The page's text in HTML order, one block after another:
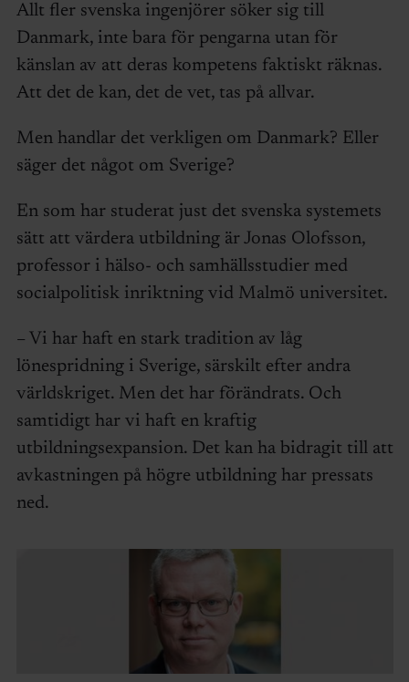
Allt fler svenska ingenjörer söker sig till
Danmark, inte bara för pengarna utan för
känslan av att deras kompetens faktiskt räknas.
Att det de kan, det de vet, tas på allvar.
Men handlar det verkligen om Danmark? Eller
säger det något om Sverige?
En som har studerat just det svenska systemets
sätt att värdera utbildning är Jonas Olofsson,
professor i hälso- och samhällsstudier med
socialpolitisk inriktning vid Malmö universitet.
– Vi har haft en stark tradition av låg
lönespridning i Sverige, särskilt efter andra
världskriget. Men det har förändrats. Och
samtidigt har vi haft en kraftig
utbildningsexpansion. Det kan ha bidragit till att
avkastningen på högre utbildning har pressats
ned.